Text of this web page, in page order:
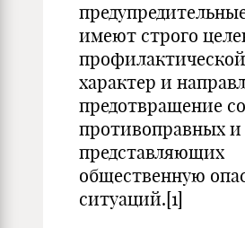
имеют строго
профилактической
характер и
предотвращение
противоправных
представляющих
общественную
ситуаций.[1]